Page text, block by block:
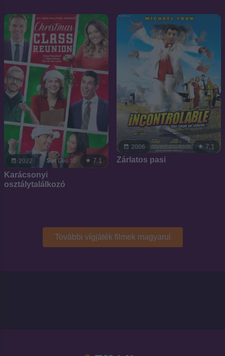
2022 7.1
Karácsonyi
osztálytalálkozó
2006 7.1
Zárlatos pasi
További vígjáték filmek magyarul